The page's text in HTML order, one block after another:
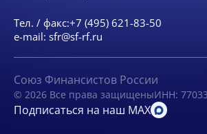
Тел. / факс:+7 (495) 621-83-50
e-mail: sfr@sf-rf.ru
Союз Финансистов России
© 2026 Все права защищеныИНН:
Подписаться на наш MAX